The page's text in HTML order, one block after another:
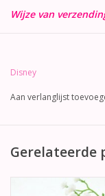
Wijze van
Disney
Aan verlanglijst
Gerelateerde